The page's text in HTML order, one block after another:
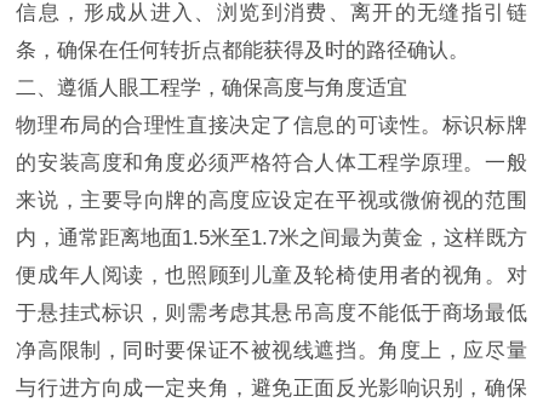
信息，形成从进入、浏览到消费、离开的无缝指引链
条，确保在任何转折点都能获得及时的路径确认。
二、遵循人眼工程学，确保高度与角度适宜
物理布局的合理性直接决定了信息的可读性。标识标牌
的安装高度和角度必须严格符合人体工程学原理。一般
来说，主要导向牌的高度应设定在平视或微俯视的范围
内，通常距离地面1.5米至1.7米之间最为黄金，这样既方
便成年人阅读，也照顾到儿童及轮椅使用者的视角。对
于悬挂式标识，则需考虑其悬吊高度不能低于商场最低
净高限制，同时要保证不被视线遮挡。角度上，应尽量
与行进方向成一定夹角，避免正面反光影响识别，确保